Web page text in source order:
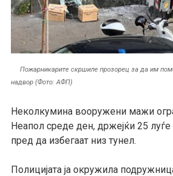
Пожарникарите скршиле прозорец за да им
надвор (Фото: АФП)
Неколкумина вооружени мажи
Неапол среде ден, држејќи 25
пред да избегаат низ тунел.
Полицијата ја окружила